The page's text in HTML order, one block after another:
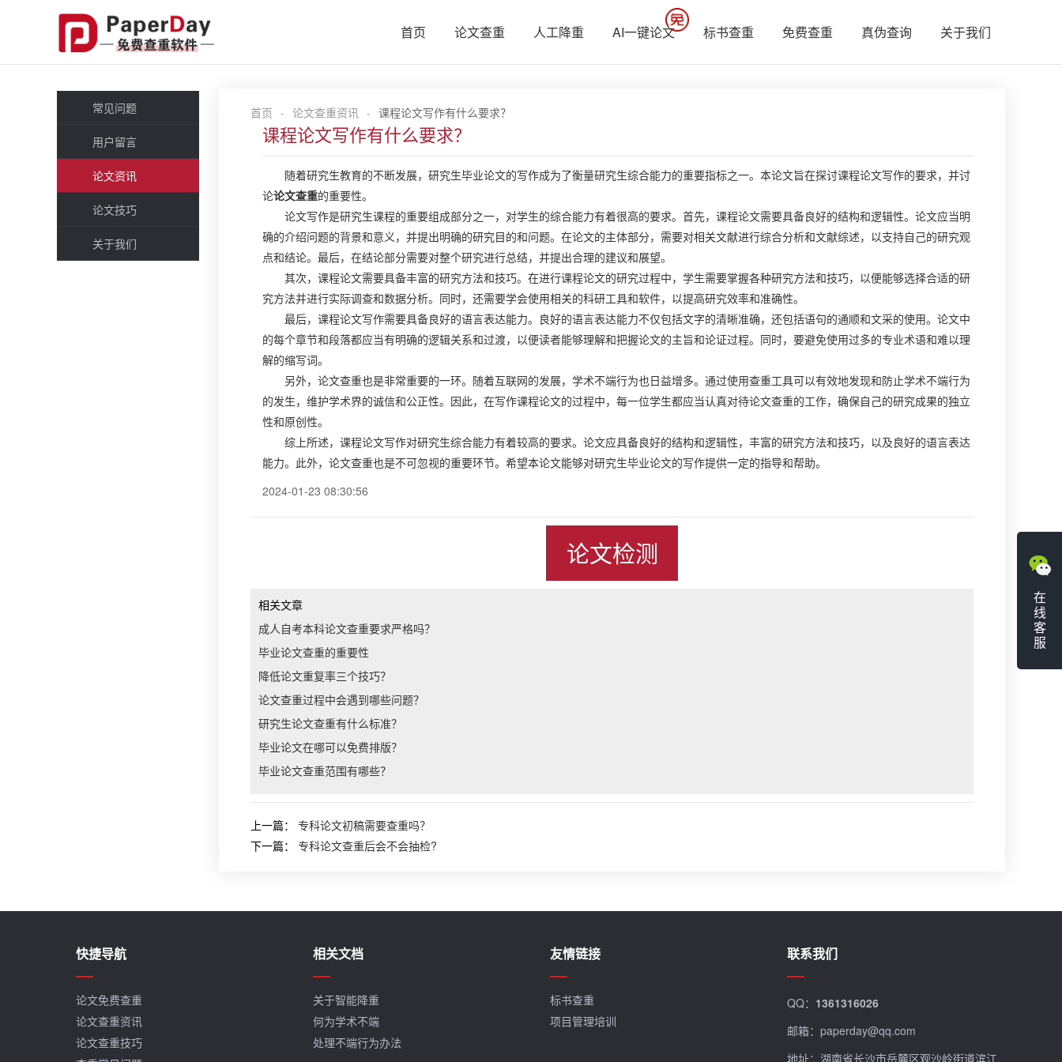
首页 论文查重 人工降重 AI一键论文 标书查重 免费查重 真伪查询 关于我们
常见问题
用户留言
论文资讯
论文技巧
关于我们
首页 - 论文查重资讯 - 课程论文写作有什么要求？
课程论文写作有什么要求？
随着研究生教育的不断发展，研究生毕业论文的写作成为了衡量研究生综合能力的重要指标之一。本论文旨在探讨课程论文写作的要求，并讨
论论文查重的重要性。
论文写作是研究生课程的重要组成部分之一，对学生的综合能力有着很高的要求。首先，课程论文需要具备良好的结构和逻辑性。论文应当明
确的介绍问题的背景和意义，并提出明确的研究目的和问题。在论文的主体部分，需要对相关文献进行综合分析和文献综述，以支持自己的研究观
点和结论。最后，在结论部分需要对整个研究进行总结，并提出合理的建议和展望。
其次，课程论文需要具备丰富的研究方法和技巧。在进行课程论文的研究过程中，学生需要掌握各种研究方法和技巧，以便能够选择合适的研
究方法并进行实际调查和数据分析。同时，还需要学会使用相关的科研工具和软件，以提高研究效率和准确性。
最后，课程论文写作需要具备良好的语言表达能力。良好的语言表达能力不仅包括文字的清晰准确，还包括语句的通顺和文采的使用。论文中
的每个章节和段落都应当有明确的逻辑关系和过渡，以便读者能够理解和把握论文的主旨和论证过程。同时，要避免使用过多的专业术语和难以理
解的缩写词。
另外，论文查重也是非常重要的一环。随着互联网的发展，学术不端行为也日益增多。通过使用查重工具可以有效地发现和防止学术不端行为
的发生，维护学术界的诚信和公正性。因此，在写作课程论文的过程中，每一位学生都应当认真对待论文查重的工作，确保自己的研究成果的独立
性和原创性。
综上所述，课程论文写作对研究生综合能力有着较高的要求。论文应具备良好的结构和逻辑性，丰富的研究方法和技巧，以及良好的语言表达
能力。此外，论文查重也是不可忽视的重要环节。希望本论文能够对研究生毕业论文的写作提供一定的指导和帮助。
2024-01-23 08:30:56
论文检测
相关文章
成人自考本科论文查重要求严格吗？
毕业论文查重的重要性
降低论文重复率三个技巧？
论文查重过程中会遇到哪些问题？
研究生论文查重有什么标准？
毕业论文在哪可以免费排版？
毕业论文查重范围有哪些？
上一篇： 专科论文初稿需要查重吗？
下一篇： 专科论文查重后会不会抽检?
在
线
客
服
快捷导航
论文免费查重
论文查重资讯
论文查重技巧
相关文档
关于智能降重
何为学术不端
处理不端行为办法
友情链接
标书查重
项目管理培训
联系我们
QQ： 1361316026
邮箱：paperday@qq.com
地址：湖南省长沙市岳麓区观沙岭街道滨江